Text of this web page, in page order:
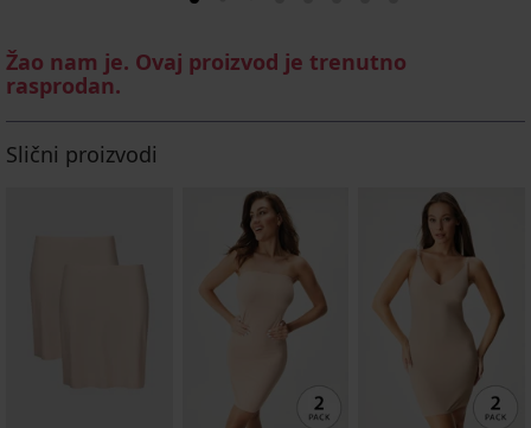
Žao nam je. Ovaj proizvod je trenutno
rasprodan.
Slični proizvodi